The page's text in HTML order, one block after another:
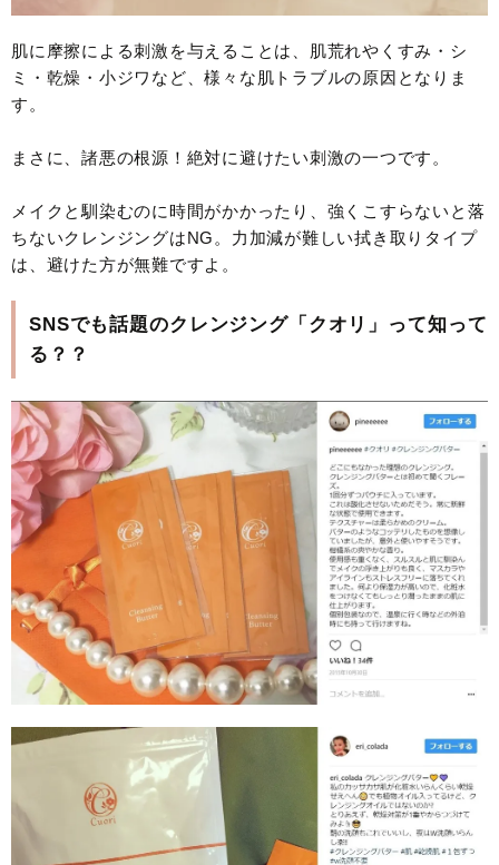
肌に摩擦による刺激を与えることは、肌荒れやくすみ・シ
ミ・乾燥・小ジワなど、様々な肌トラブルの原因となりま
す。
まさに、諸悪の根源！絶対に避けたい刺激の一つです。
メイクと馴染むのに時間がかかったり、強くこすらないと落
ちないクレンジングはNG。力加減が難しい拭き取りタイプ
は、避けた方が無難ですよ。
SNSでも話題のクレンジング「クオリ」って知って
る？？